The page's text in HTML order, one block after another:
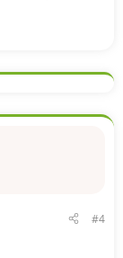
#4